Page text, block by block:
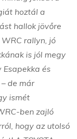
hoztál a
hallok jövőre
rallyn, jó
is jól megy
és
de már
ismét
ben zajló
hogy az utolsó